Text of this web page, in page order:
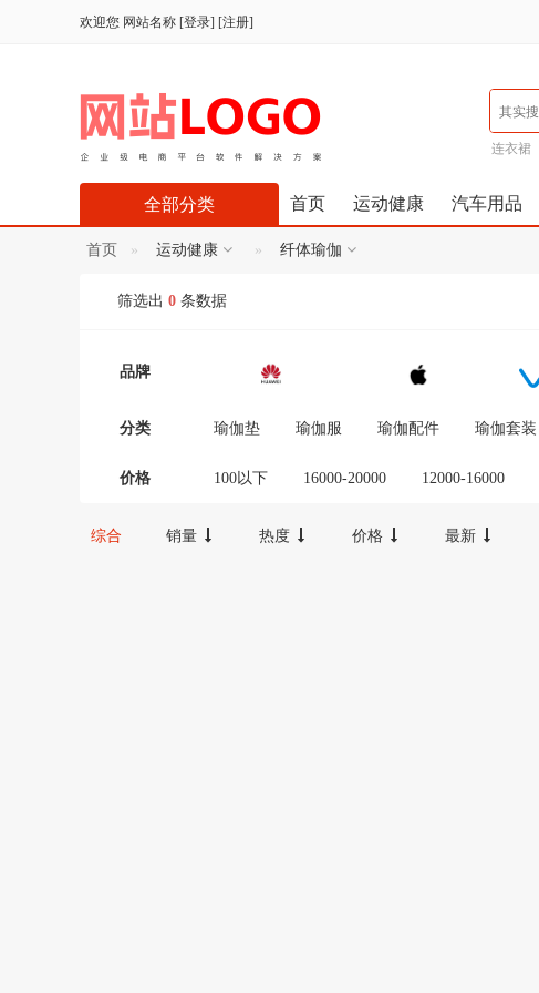
欢迎您 网站名称 [登录] [注册]
连衣裙
首页 运动健康 汽车用品
全部分类
首页 运动健康 纤体瑜伽
筛选出 0 条数据
品牌
分类 瑜伽垫 瑜伽服 瑜伽配件 瑜伽套装
价格 100以下 16000-20000 12000-16000
综合 销量 热度 价格 最新